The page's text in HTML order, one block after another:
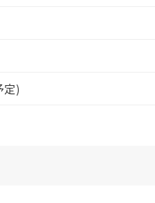
定)